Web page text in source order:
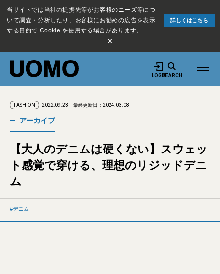
当サイトでは当社の提携先等がお客様のニーズ等につ
いて調査・分析したり、お客様にお勧めの広告を表示
する目的で Cookie を使用する場合があります。
詳しくはこちら
×
LOGINSEARCH
FASHION 2022.09.23 最終更新日：2024.03.08
アーカイブ
【大人のデニムは硬くない】スウェッ
ト感覚で穿ける、理想のリジッドデニ
ム
デニム